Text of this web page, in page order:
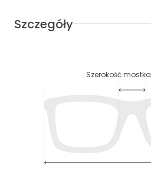
Szczegóły
Szerokość mostka